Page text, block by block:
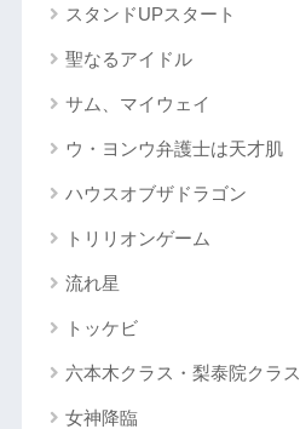
スタンドUPスタート
聖なるアイドル
サム、マイウェイ
ウ・ヨンウ弁護士は天才肌
ハウスオブザドラゴン
トリリオンゲーム
流れ星
トッケビ
六本木クラス・梨泰院クラス
女神降臨